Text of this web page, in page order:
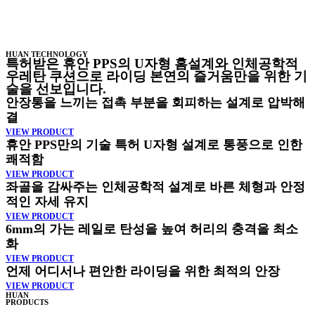
HUAN TECHNOLOGY
특허받은 휴안 PPS의 U자형 홈설계와 인체공학적
우레탄 쿠션으로 라이딩 본연의 즐거움만을 위한 기
술을 선보입니다.
안장통을 느끼는 접촉 부분을 회피하는 설계로 압박해
결
VIEW PRODUCT
휴안 PPS만의 기술 특허 U자형 설계로 통풍으로 인한
쾌적함
VIEW PRODUCT
좌골을 감싸주는 인체공학적 설계로 바른 체형과 안정
적인 자세 유지
VIEW PRODUCT
6mm의 가는 레일로 탄성을 높여 허리의 충격을 최소
화
VIEW PRODUCT
언제 어디서나 편안한 라이딩을 위한 최적의 안장
VIEW PRODUCT
HUAN
PRODUCTS